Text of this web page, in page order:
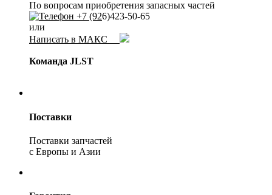
По вопросам приобретения запасных частей
+7 (926)423-50-65
или
Написать в МАКС
Команда JLST
Поставки
Поставки запчастей
с Европы и Азии